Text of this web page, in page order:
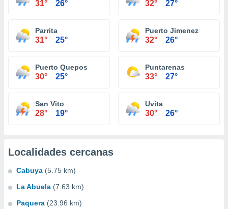
31° 26° 32° 27°
Parrita
31° 25°
Puerto Jimenez
32° 26°
Puerto Quepos
30° 25°
Puntarenas
33° 27°
San Vito
28° 19°
Uvita
30° 26°
Localidades cercanas
Cabuya (5.75 km)
La Abuela (7.63 km)
Paquera (23.96 km)